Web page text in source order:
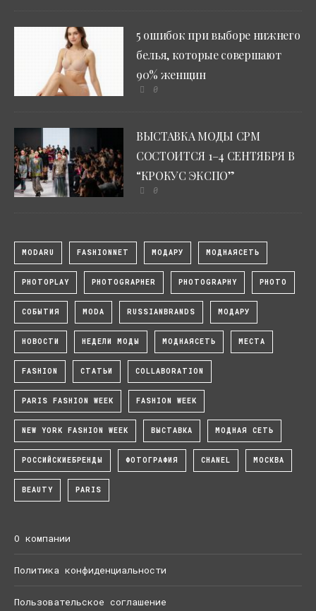
5 ошибок при выборе нижнего
белья, которые совершают
90% женщин
0
ВЫСТАВКА МОДЫ CPM
СОСТОИТСЯ 1–4 СЕНТЯБРЯ В
“КРОКУС ЭКСПО”
0
MODARU FASHIONNET МОДАРУ МОДНАЯСЕТЬ
PHOTOPLAY PHOTOGRAPHER PHOTOGRAPHY PHOTO
СОБЫТИЯ MODA RUSSIANBRANDS МОДАРУ
НОВОСТИ НЕДЕЛИ МОДЫ МОДНАЯСЕТЬ МЕСТА
FASHION СТАТЬИ COLLABORATION
PARIS FASHION WEEK FASHION WEEK
NEW YORK FASHION WEEK ВЫСТАВКА МОДНАЯ СЕТЬ
РОССИЙСКИЕБРЕНДЫ ФОТОГРАФИЯ CHANEL МОСКВА
BEAUTY PARIS
О компании
Политика конфиденциальности
Пользовательское соглашение